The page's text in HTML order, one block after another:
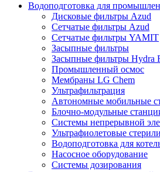
Водоподготовка для
Дисковые фильтры Azud
Сетчатые фильтры Azud
Сетчатые фильтры YAMIT
Засыпные фильтры
Засыпные фильтры Hydra
Промышленный осмос
Мембраны LG Chem
Ультрафильтрация
Автономные мобильные
Блочно-модульные
Системы непрерывной
Ультрафиолетовые
Водоподготовка для
Насосное оборудование
Системы дозирования